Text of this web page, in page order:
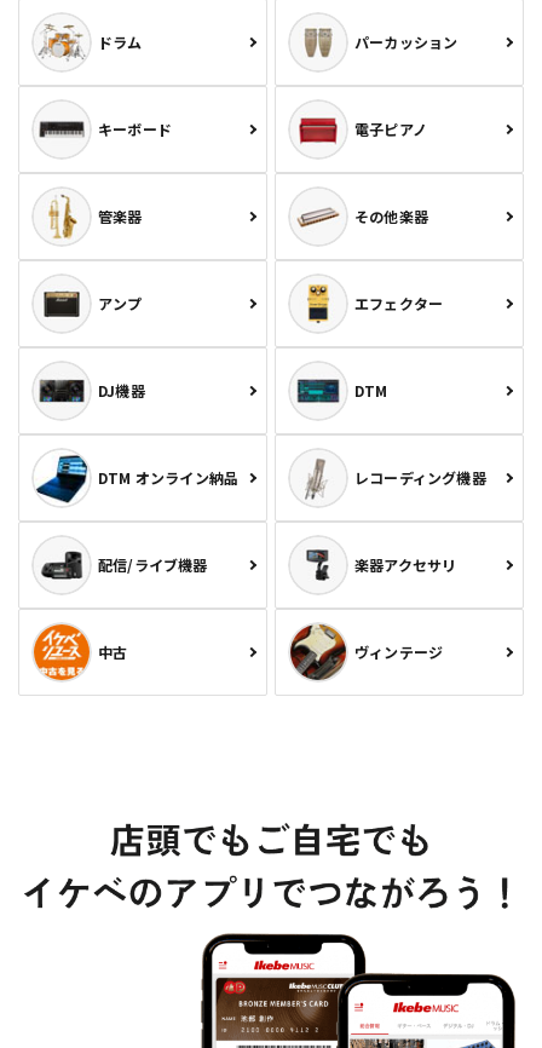
ドラム パーカッション
キーボード 電子ピアノ
管楽器 その他楽器
アンプ エフェクター
DJ機器 DTM
DTM オンライン納品 レコーディング機器
配信/ライブ機器 楽器アクセサリ
中古 ヴィンテージ